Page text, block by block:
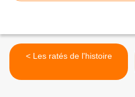
< Les ratés de l'histoire